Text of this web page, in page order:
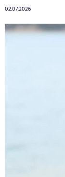
02.07.2026